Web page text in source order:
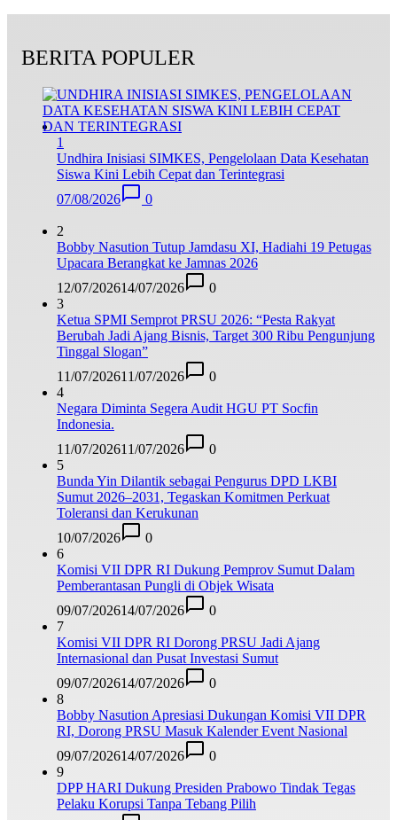
BERITA POPULER
1
Undhira Inisiasi SIMKES, Pengelolaan Data Kesehatan
Siswa Kini Lebih Cepat dan Terintegrasi
07/08/2026
0
2
Bobby Nasution Tutup Jamdasu XI, Hadiahi 19 Petugas
Upacara Berangkat ke Jamnas 2026
12/07/202614/07/2026
0
3
Ketua SPMI Semprot PRSU 2026: “Pesta Rakyat
Berubah Jadi Ajang Bisnis, Target 300 Ribu Pengunjung
Tinggal Slogan”
11/07/202611/07/2026
0
4
Negara Diminta Segera Audit HGU PT Socfin
Indonesia.
11/07/202611/07/2026
0
5
Bunda Yin Dilantik sebagai Pengurus DPD LKBI
Sumut 2026–2031, Tegaskan Komitmen Perkuat
Toleransi dan Kerukunan
10/07/2026
0
6
Komisi VII DPR RI Dukung Pemprov Sumut Dalam
Pemberantasan Pungli di Objek Wisata
09/07/202614/07/2026
0
7
Komisi VII DPR RI Dorong PRSU Jadi Ajang
Internasional dan Pusat Investasi Sumut
09/07/202614/07/2026
0
8
Bobby Nasution Apresiasi Dukungan Komisi VII DPR
RI, Dorong PRSU Masuk Kalender Event Nasional
09/07/202614/07/2026
0
9
DPP HARI Dukung Presiden Prabowo Tindak Tegas
Pelaku Korupsi Tanpa Tebang Pilih